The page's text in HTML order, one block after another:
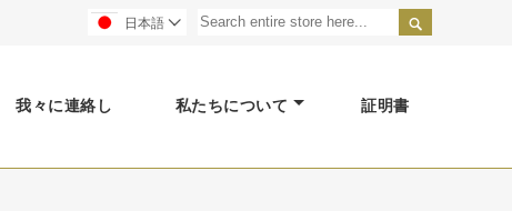

日本語 
我々に連絡し 私たちについて 証明書